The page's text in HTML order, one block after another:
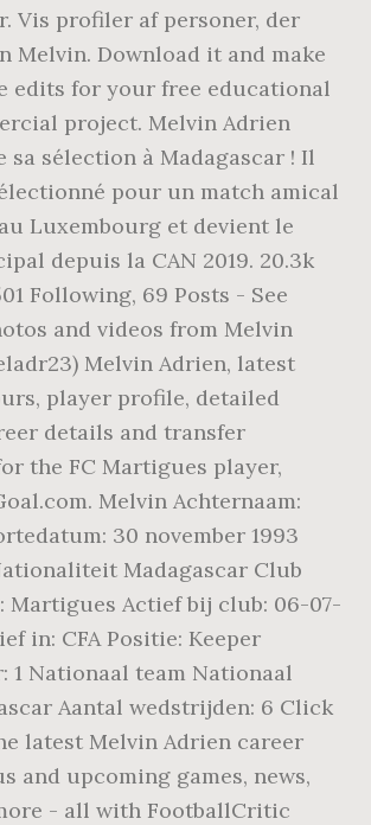
Vis profiler af personer, der
Melvin. Download it and make
edits for your free educational
project. Melvin Adrien
sa sélection à Madagascar ! Il
pour un match amical
Luxembourg et devient le
depuis la CAN 2019. 20.3k
Following, 69 Posts - See
and videos from Melvin
Melvin Adrien, latest
player profile, detailed
details and transfer
the FC Martigues player,
Melvin Achternaam:
30 november 1993
Madagascar Club
Martigues Actief bij club: 06-07-
in: CFA Positie: Keeper
1 Nationaal team Nationaal
Aantal wedstrijden: 6 Click
latest Melvin Adrien career
and upcoming games, news,
- all with FootballCritic